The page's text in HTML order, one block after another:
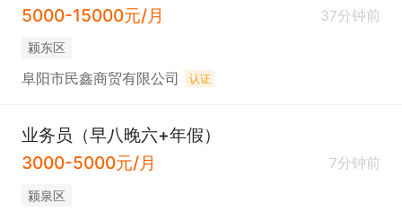
5000-15000元/月
37分钟前
颍东区
阜阳市民鑫商贸有限公司 认证
业务员（早八晚六+年假）
3000-5000元/月
7分钟前
颍泉区